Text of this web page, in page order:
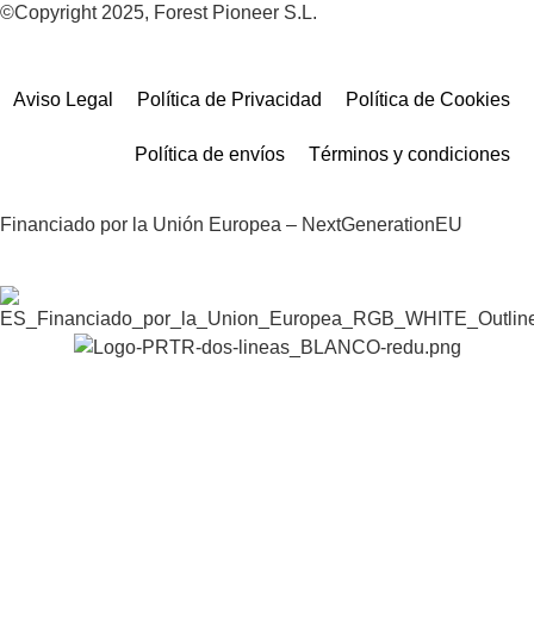
©Copyright 2025, Forest Pioneer S.L.
Aviso Legal Política de Privacidad Política de Cookies
Política de envíos Términos y condiciones
Financiado por la Unión Europea – NextGenerationEU